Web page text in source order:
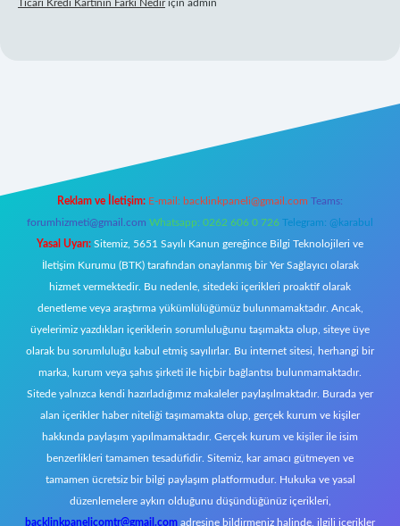
Ticari Kredi Kartının Farkı Nediriçin admin
Reklam ve İletişim: E-mail: backlinkpaneli@gmail.com Teams:
forumhizmeti@gmail.com Whatsapp: 0262 606 0 726 Telegram: @karabul
Yasal Uyarı: Sitemiz, 5651 Sayılı Kanun gereğince Bilgi Teknolojileri ve
İletişim Kurumu (BTK) tarafından onaylanmış bir Yer Sağlayıcı olarak
hizmet vermektedir. Bu nedenle, sitedeki içerikleri proaktif olarak
denetleme veya araştırma yükümlülüğümüz bulunmamaktadır. Ancak,
üyelerimiz yazdıkları içeriklerin sorumluluğunu taşımakta olup, siteye üye
olarak bu sorumluluğu kabul etmiş sayılırlar. Bu internet sitesi, herhangi bir
marka, kurum veya şahıs şirketi ile hiçbir bağlantısı bulunmamaktadır.
Sitede yalnızca kendi hazırladığımız makaleler paylaşılmaktadır. Burada yer
alan içerikler haber niteliği taşımamakta olup, gerçek kurum ve kişiler
hakkında paylaşım yapılmamaktadır. Gerçek kurum ve kişiler ile isim
benzerlikleri tamamen tesadüfidir. Sitemiz, kar amacı gütmeyen ve
tamamen ücretsiz bir bilgi paylaşım platformudur. Hukuka ve yasal
düzenlemelere aykırı olduğunu düşündüğünüz içerikleri,
backlinkpanelicomtr@gmail.com adresine bildirmeniz halinde, ilgili içerikler